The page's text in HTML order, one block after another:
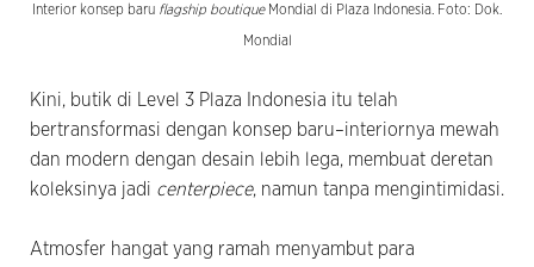
Interior konsep baru flagship boutiqueMondial di Plaza Indonesia. Foto: Dok.
Mondial
Kini, butik di Level 3 Plaza Indonesia itu telah
bertransformasi dengan konsep baru–interiornya mewah
dan modern dengan desain lebih lega, membuat deretan
koleksinya jadi centerpiece, namun tanpa mengintimidasi.
Atmosfer hangat yang ramah menyambut para